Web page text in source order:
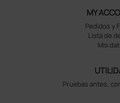
MY
Pedidos y
Lista de
Mis
Pruebas antes,